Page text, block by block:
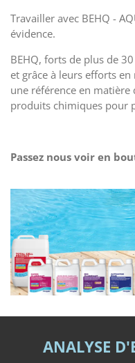
Travailler avec BEHQ -
évidence.
BEHQ, forts de plus de
et grâce à leurs efforts
une référence en
produits chimiques pour
Passez nous voir en
ANALYSE